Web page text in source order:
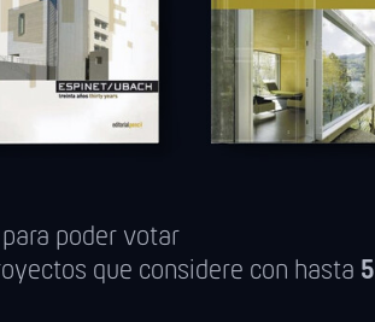
para poder votar
que considere con hasta 5